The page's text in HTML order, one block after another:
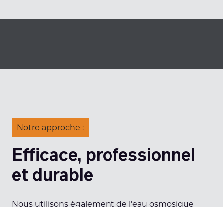
Notre approche :
Efficace, professionnel
et durable
Nous utilisons également de l’eau osmosique